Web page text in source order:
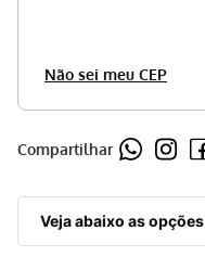
Não sei meu CEP
Compartilhar
Veja abaixo as opções